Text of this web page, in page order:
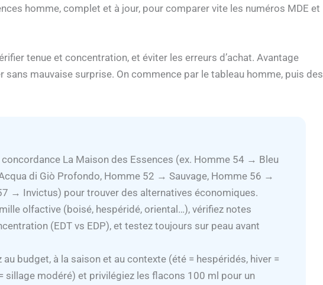
homme, complet et à jour, pour comparer vite les numéros MDE et
tenue et concentration, et éviter les erreurs d’achat. Avantage
mauvaise surprise. On commence par le tableau homme, puis des
La Maison des Essences (ex. Homme 54 → Bleu
di Giò Profondo, Homme 52 → Sauvage, Homme 56 →
→ Invictus) pour trouver des alternatives économiques.
olfactive (boisé, hespéridé, oriental…), vérifiez notes
(EDT vs EDP), et testez toujours sur peau avant
au budget, à la saison et au contexte (été = hespéridés, hiver =
sillage modéré) et privilégiez les flacons 100 ml pour un